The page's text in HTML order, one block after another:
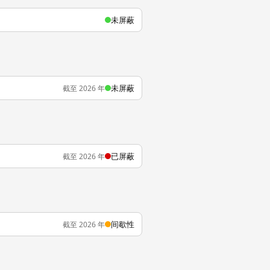
未屏蔽
截至 2026 年 未屏蔽
截至 2026 年 已屏蔽
截至 2026 年 间歇性